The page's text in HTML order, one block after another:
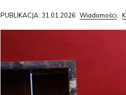
PUBLIKACJA: 31.01.2026 Wiadomości,